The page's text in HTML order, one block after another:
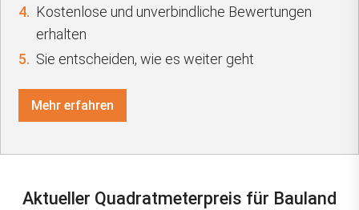
4. Kostenlose und unverbindliche Bewertungen
erhalten
5. Sie entscheiden, wie es weiter geht
Mehr erfahren
Aktueller Quadratmeterpreis für Bauland